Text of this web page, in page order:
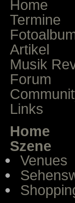
Home
Termine
Artikel
Musik
Forum
Links
Home
Szene
Venues